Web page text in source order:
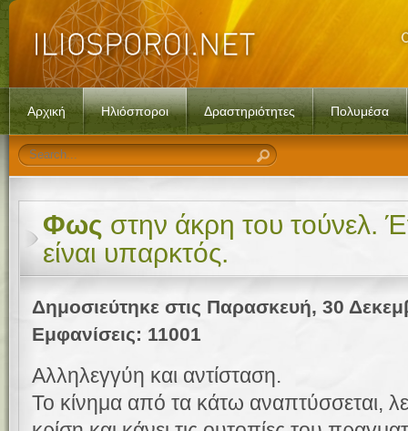
Αρχική Ηλιόσποροι Δραστηριότητες Πολυμέσα
Φως στην άκρη του τούνελ.
είναι υπαρκτός.
Δημοσιεύτηκε στις Παρασκευή, 30
Εμφανίσεις: 11001
Αλληλεγγύη και αντίσταση.
Το κίνημα από τα κάτω αναπτύσσεται,